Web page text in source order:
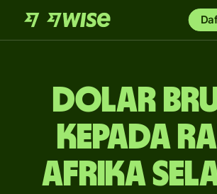
dolar
kepada
Afrika